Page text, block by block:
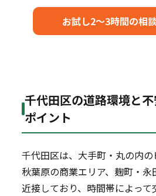
お試し2～3時間の相
千代田区の道路環境と
ポイント
千代田区は、大手町・丸の内の
秋葉原の商業エリア、麹町・
近接しており、時間帯によって